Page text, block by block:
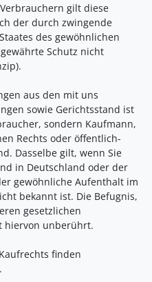
gilt diese
der durch zwingende
des gewöhnlichen
Schutz nicht
aus den mit uns
sowie Gerichtsstand ist
sondern Kaufmann,
Rechts oder öffentlich-
Dasselbe gilt, wenn Sie
in Deutschland oder der
gewöhnliche Aufenthalt im
bekannt ist. Die Befugnis,
gesetzlichen
hiervon unberührt.
finden